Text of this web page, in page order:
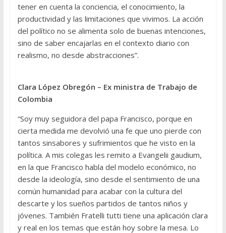
tener en cuenta la conciencia, el conocimiento, la
productividad y las limitaciones que vivimos. La acción
del político no se alimenta solo de buenas intenciones,
sino de saber encajarlas en el contexto diario con
realismo, no desde abstracciones”.
Clara López Obregón – Ex ministra de Trabajo de
Colombia
“Soy muy seguidora del papa Francisco, porque en
cierta medida me devolvió una fe que uno pierde con
tantos sinsabores y sufrimientos que he visto en la
política. A mis colegas les remito a Evangelii gaudium,
en la que Francisco habla del modelo económico, no
desde la ideología, sino desde el sentimiento de una
común humanidad para acabar con la cultura del
descarte y los sueños partidos de tantos niños y
jóvenes. También Fratelli tutti tiene una aplicación clara
y real en los temas que están hoy sobre la mesa. Lo